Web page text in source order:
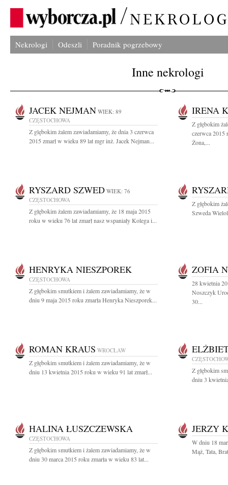
Nekrologi Odeszli Poradnik pogrzebowy
Inne nekrologi
JACEK NEJMAN WIEK: 89
CZĘSTOCHOWA
Z glębokim żalem zawiadamiamy, że dnia 3 czerwca
2015 zmarł w wieku 89 lat mgr inż. Jacek Nejman...
IRENA
Z głębokim
czerwca 2015
Żona,...
RYSZARD SZWED WIEK: 76
CZĘSTOCHOWA
Z głębokim żalem zawiadamiamy, że 18 maja 2015
roku w wieku 76 lat zmarł nasz wspaniały Kolega i...
Z głębokim
Szweda
HENRYKA NIESZPOREK
CZĘSTOCHOWA
Z głębokim smutkiem i żalem zawiadamiamy, że w
dniu 9 maja 2015 roku zmarła Henryka Nieszporek...
ZOFIA
28 kwietnia
Noszczyk
30...
ROMAN KRAUS WROCŁAW
Z głębokim smutkiem i żalem zawiadamiamy, że w
dniu 13 kwietnia 2015 roku w wieku 91 lat zmarł...
Z głębokim
dniu 3
HALINA ŁUSZCZEWSKA
CZĘSTOCHOWA
Z głębokim smutkiem i żalem zawiadamiamy, że w
dniu 30 marca 2015 roku zmarła w wieku 83 lat...
JERZY
W dniu 18
Mąż, Tata,